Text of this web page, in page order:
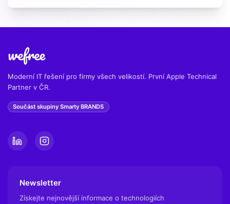
Moderní IT řešení pro firmy všech velikostí. První Apple Technical
Partner v ČR.
Součást skupiny Smarty BRANDS
Newsletter
Získejte nejnovější informace o technologiích